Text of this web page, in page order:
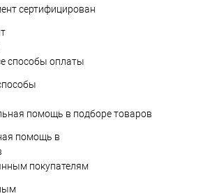
помощь в